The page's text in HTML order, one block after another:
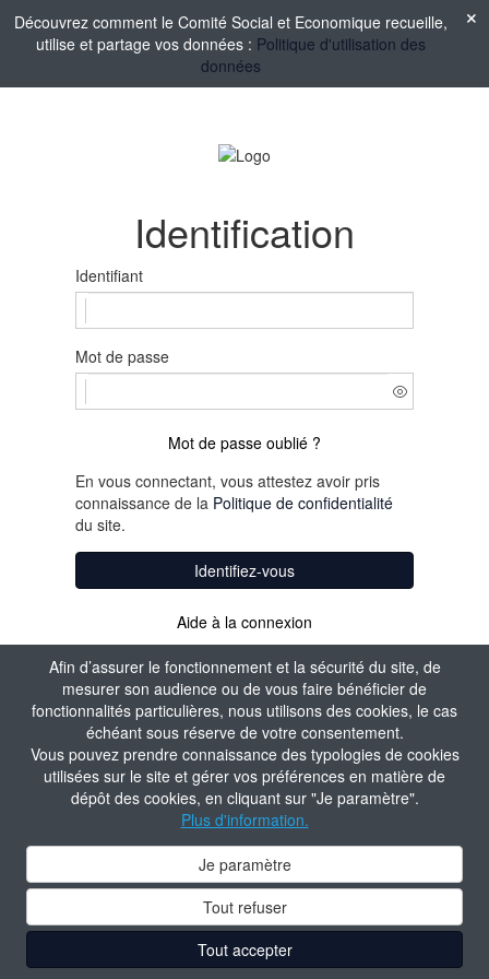
Afin d’assurer le fonctionnement et la sécurité du site, de
mesurer son audience ou de vous faire bénéficier de
fonctionnalités particulières, nous utilisons des cookies, le cas
échéant sous réserve de votre consentement.
Vous pouvez prendre connaissance des typologies de cookies
utilisées sur le site et gérer vos préférences en matière de
dépôt des cookies, en cliquant sur "Je paramètre".
Plus d'information.
Je paramètre
Tout refuser
Tout accepter
Découvrez comment le Comité Social et Economique recueille,
utilise et partage vos données : Politique d'utilisation des
données
Identification
Identifiant
Mot de passe
Mot de passe oublié ?
En vous connectant, vous attestez avoir pris
connaissance de la Politique de confidentialité
du site.
Identifiez-vous
Aide à la connexion